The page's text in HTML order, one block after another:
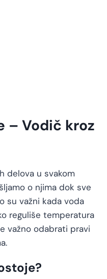
– Vodič kroz
delova u svakom
o njima dok sve
su važni kada voda
reguliše temperatura
važno odabrati pravi